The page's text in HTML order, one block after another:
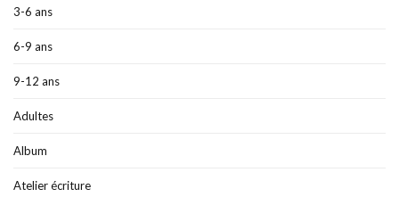
3-6 ans
6-9 ans
9-12 ans
Adultes
Album
Atelier écriture